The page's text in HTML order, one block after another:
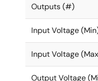
ISL78233と
Outputs (#)
Input Voltage
Input Voltage
Output Voltage